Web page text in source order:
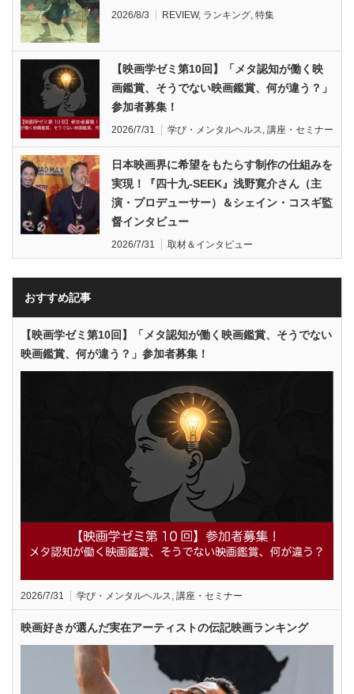
2026/8/3 REVIEW, ランキング, 特集
【映画学ゼミ第10回】「メタ認知が働く映
画鑑賞、そうでない映画鑑賞、何が違う？」
参加者募集！
2026/7/31 学び・メンタルヘルス, 講座・セミナー
日本映画界に希望をもたらす制作の仕組みを
実現！『四十九-SEEK』浅野寛介さん（主
演・プロデューサー）＆シェイン・コスギ監
督インタビュー
2026/7/31 取材＆インタビュー
おすすめ記事
【映画学ゼミ第10回】「メタ認知が働く映画鑑賞、そうでない
映画鑑賞、何が違う？」参加者募集！
2026/7/31 学び・メンタルヘルス, 講座・セミナー
映画好きが選んだ実在アーティストの伝記映画ランキング